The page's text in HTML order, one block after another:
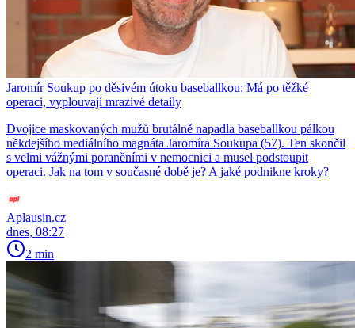
Jaromír Soukup po děsivém útoku baseballkou: Má po těžké
operaci, vyplouvají mrazivé detaily
Dvojice maskovaných mužů brutálně napadla baseballkou pálkou
někdejšího mediálního magnáta Jaromíra Soukupa (57). Ten skončil
s velmi vážnými poraněními v nemocnici a musel podstoupit
operaci. Jak na tom v současné době je? A jaké podnikne kroky?
Aplausin.cz
dnes, 08:27
2 min